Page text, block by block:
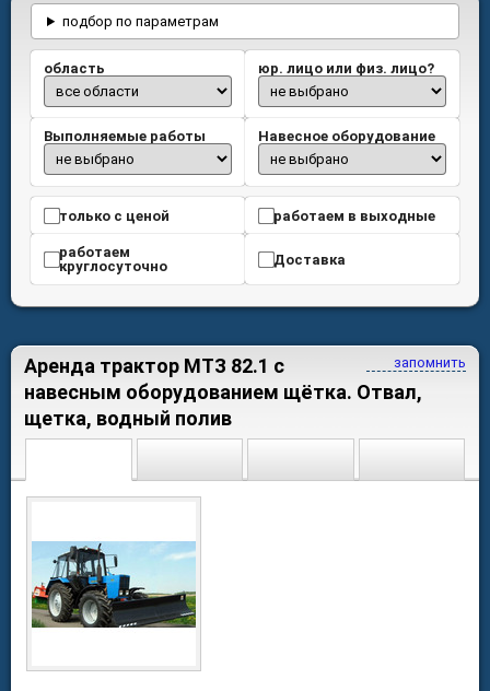
подбор по параметрам
область юр. лицо или физ. лицо?
Выполняемые работы Навесное оборудование
только с ценой работаем в выходные
работаем
круглосуточно
Доставка
запомнить
Аренда трактор МТЗ 82.1 с
навесным оборудованием щётка. Отвал,
щетка, водный полив